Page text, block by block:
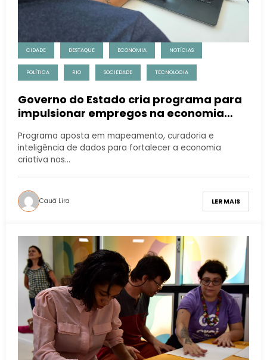
CIDADE DESTAQUE ECONOMIA NOTÍCIAS
POLÍTICA RIO SOCIEDADE TECNOLOGIA
Governo do Estado cria programa para
impulsionar empregos na economia
Programa aposta em mapeamento, curadoria e
inteligência de dados para fortalecer a economia
criativa nos…
Cauã Lira LER MAIS